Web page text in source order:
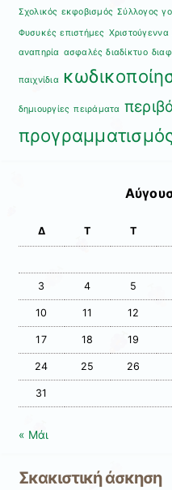
Σχολικός εκφοβισμός Σύλλογος
Φυσυκές επιστήμες Χριστούγεννα
αναπηρία ασφαλές διαδίκτυο
παιχνίδια
δημιουργίες πειράματα
Δ Τ Τ
3 4 5
10 11 12
17 18 19
24 25 26
31
« Μάι
Σκακιστική άσκηση